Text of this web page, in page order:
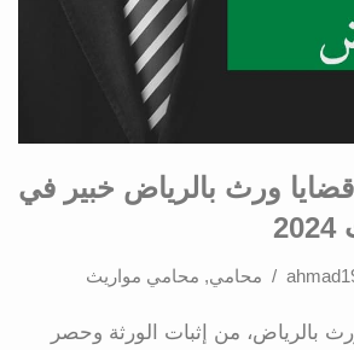
ورث بالرياض خبير في
محامي, محامي مواريث
بالرياض، من إثبات الورثة وحصر